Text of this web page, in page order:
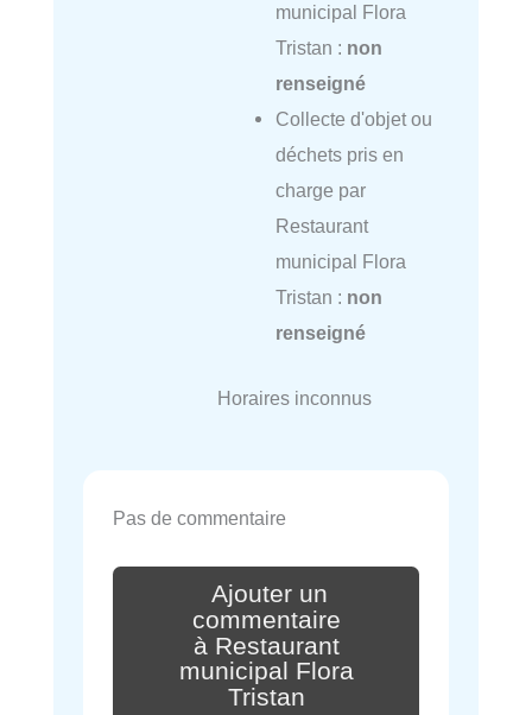
municipal Flora
Tristan : non
renseigné
Collecte d'objet ou
déchets pris en
charge par
Restaurant
municipal Flora
Tristan : non
renseigné
Horaires inconnus
Pas de commentaire
Ajouter un
commentaire
à Restaurant
municipal Flora
Tristan